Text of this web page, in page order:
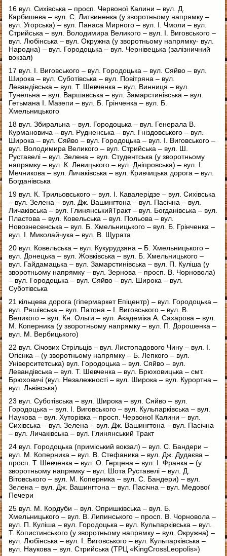
16 вул. Сихівська – просп. Червоної Калини – вул. Д.
Карбишева – вул. С. Литвиненка (у зворотньому напрямку –
вул. Угорська) – вул. Панаса Мирного – вул. І. Чмоли – вул.
Стрийська – вул. Володимира Великого – вул. І. Виговського –
вул. Любінська – вул. Окружна (у зворотньому напрямку- вул.
Народна) – вул. Городоцька – вул. Чернівецька (залізничний
вокзал)
17 вул. І. Виговського – вул. Городоцька – вул. Сяйво – вул.
Широка – вул. Суботівська – вул. Повітряна – вул.
Левандівська – вул. Т. Шевченка – вул. Винниця – вул.
Тунельна – вул. Варшавська – вул. Замарстинівська – вул.
Гетьмана І. Мазепи – вул. Б. Грінченка – вул. Б.
Хмельницького
18 вул. Збиральна – вул. Городоцька – вул. Генерала В.
Курмановича – вул. Рудненська – вул. Гніздовського – вул.
Широка – вул. Сяйво – вул. Городоцька – вул. І. Виговського –
вул. Володимира Великого – вул. Стрийська – вул. Ш.
Руставелі – вул. Зелена – вул. Студентська (у зворотньому
напрямку – вул. К. Левицького – вул. Дніпровська) – вул. І.
Мечникова – вул. Личаківська – вул. Кривчицька дорога – вул.
Богданівська
19 вул. К. Трильовського – вул. І. Кавалерідзе – вул. Сихівська
– вул. Зелена – вул. Дж. Вашингтона – вул. Пасічна – вул.
Личаківська – вул. ГлинянськийТракт – вул. Богданівська – вул.
Пластова – вул. Ковельська – вул. Польова – вул.
Новознесенська – вул. Б. Хмельницького – вул. Б. Грінченка –
вул. І. Миколайчука – вул. В. Щурата
20 вул. Ковельська – вул. Кукурудзяна – Б. Хмельницького –
вул. Донецька – вул. Жовківська – вул. Б. Хмельницького –
вул. Гайдамацька – вул. Замарстинівська – вул. П. Куліша (у
зворотньому напрямку – вул. Зернова – просп. В. Чорновола)
– вул. Городоцька – вул. Сяйво – вул. Широка – вул.
Суботівська
21 кільцева дорога (гіпермаркет Епіцентр) – вул. Городоцька –
вул. Ряшівська – вул. Патона – І. Виговського – вул. В.
Великого – вул. Кн. Ольги – вул. Академіка А. Сахарова – вул.
М. Коперника (у зворотньому напрямку – вул. П. Дорошенка –
вул. М. Вербицького)
22 вул. Січових Стрільців – вул. Листопадового Чину – вул. І.
Огієнка – (у зворотньому напрямку – Б. Лепкого – вул.
Університетська) вул. Городоцька – вул. Сяйво – вул.
Левандівська – вул. Т. Шевченка – вул. Брюховицька – смт.
Брюховичі (вул. Незалежності – вул. Широка – вул. Курортна –
вул. Львівська)
23 вул. Суботівська – вул. Широка – вул. Сяйво – вул.
Городоцька – вул. І. Виговського – вул. Кульпарківська – вул.
Наукова – вул. Хуторівка – просп. Червоної Калини – вул.
Сихівська – вул. Зелена – вул. Дж. Вашингтона – вул. Пасічна
– вул. Личаківська – вул. Глинянський Тракт
24 вул. Городоцька (приміський вокзал) – вул. С. Бандери –
вул. М. Коперника – вул. В. Стефаника – вул. Дж. Дудаєва –
просп. Т. Шевченка – вул. О. Герцена – вул. І. Франка – (у
зворотньому напрямку – вул. Шота Руставелі – вул. Д.
Вітовського – вул. М. Коперника – вул. С. Бандери) – вул.
Зелена – вул. Дж. Вашингтона – вул. Пасічна – вул. Медової
Печери
25 вул. М. Кордуби – вул. Опришківська – вул. Б.
Хмельницького – вул. В. Липинського – просп. В. Чорновола –
вул. П. Куліша – вул. Городоцька – вул. Кульпарківська – вул.
Т. Копистинського (у зворотньому напрямку – вул. Окружна) –
вул. Любінська – вул. І. Виговського – вул. Кульпарківська –
вул. Наукова – вул. Стрийська (ТРЦ «KingCrossLeopolis»)